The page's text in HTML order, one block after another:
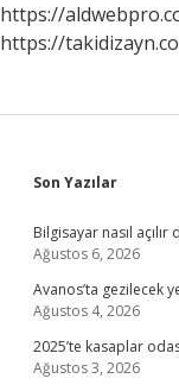
https://
https://
Sidebar
Son Yazılar
Bilgisayar nasıl açılır
Ağustos 6, 2026
Avanos’ta gezilecek
Ağustos 4, 2026
2025’te kasaplar
Ağustos 3, 2026